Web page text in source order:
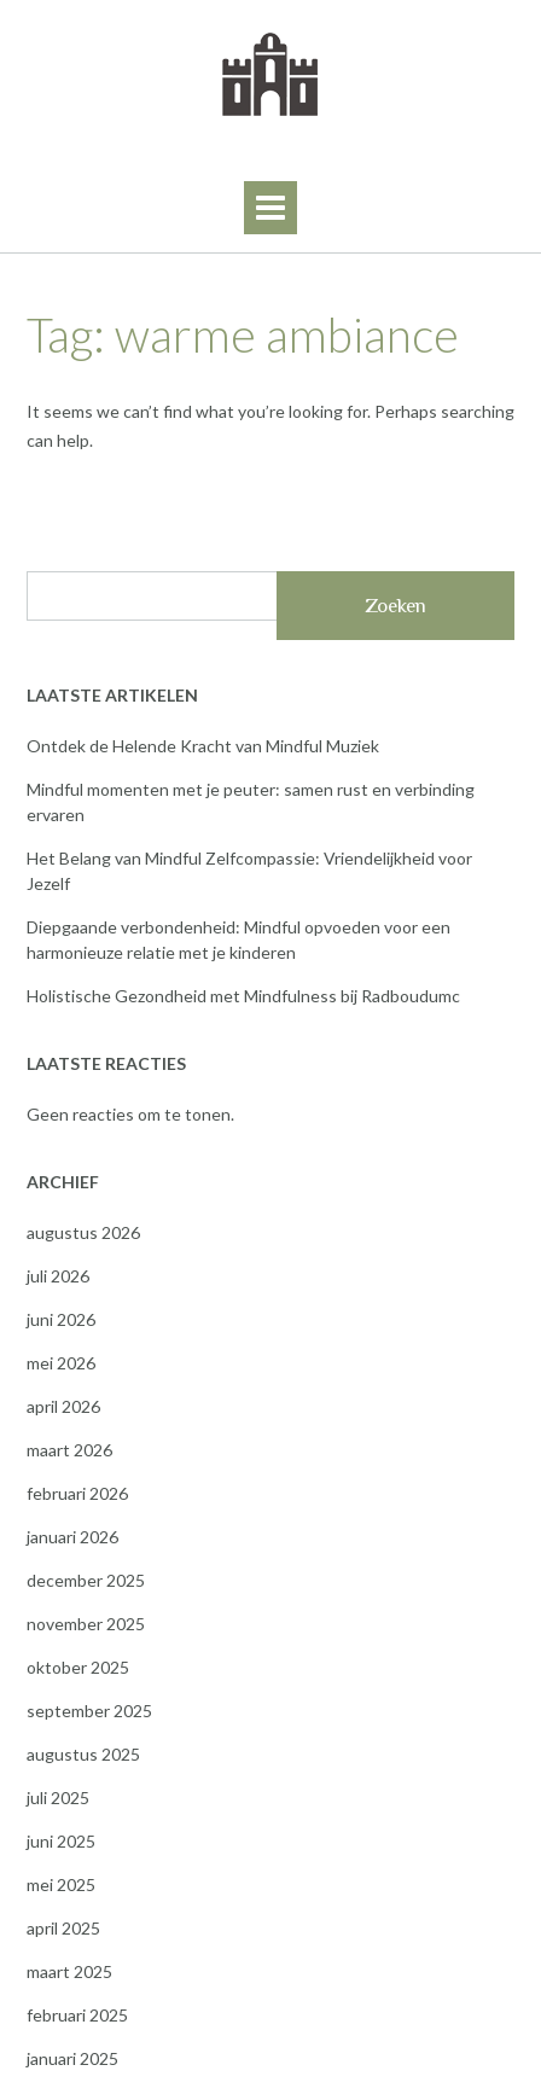
Tag: warme ambiance
It seems we can’t find what you’re looking for. Perhaps searching
can help.
Zoeken
LAATSTE ARTIKELEN
Ontdek de Helende Kracht van Mindful Muziek
Mindful momenten met je peuter: samen rust en verbinding
ervaren
Het Belang van Mindful Zelfcompassie: Vriendelijkheid voor
Jezelf
Diepgaande verbondenheid: Mindful opvoeden voor een
harmonieuze relatie met je kinderen
Holistische Gezondheid met Mindfulness bij Radboudumc
LAATSTE REACTIES
Geen reacties om te tonen.
ARCHIEF
augustus 2026
juli 2026
juni 2026
mei 2026
april 2026
maart 2026
februari 2026
januari 2026
december 2025
november 2025
oktober 2025
september 2025
augustus 2025
juli 2025
juni 2025
mei 2025
april 2025
maart 2025
februari 2025
januari 2025